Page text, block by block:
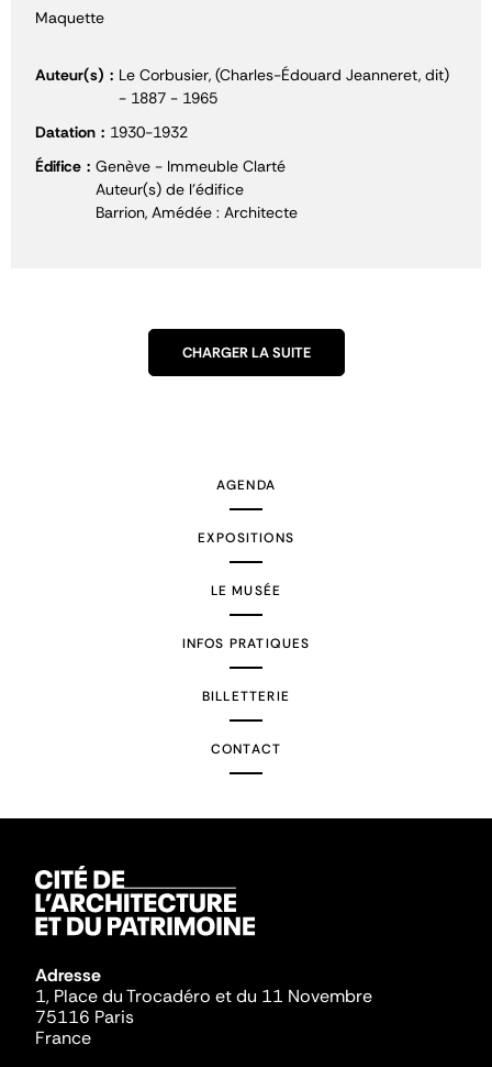
Maquette
Auteur(s)
Le Corbusier, (Charles-Édouard Jeanneret, dit)
- 1887 - 1965
Datation
1930-1932
Édifice
Genève - Immeuble Clarté
Auteur(s) de l'édifice
Barrion, Amédée : Architecte
CHARGER LA SUITE
AGENDA
EXPOSITIONS
LE MUSÉE
INFOS PRATIQUES
BILLETTERIE
CONTACT
Adresse
1, Place du Trocadéro et du 11 Novembre
75116 Paris
France